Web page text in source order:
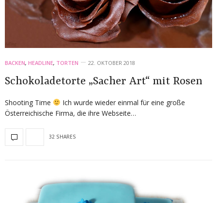
BACKEN, HEADLINE, TORTEN 22. OKTOBER 2018
Schokoladetorte „Sacher Art“ mit Rosen
Shooting Time
Ich wurde wieder einmal für eine große
Österreichische Firma, die ihre Webseite…
32 SHARES